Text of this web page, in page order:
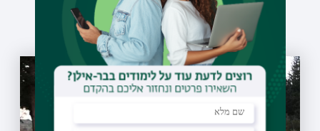
עוד כתבות שיעניינו אותך